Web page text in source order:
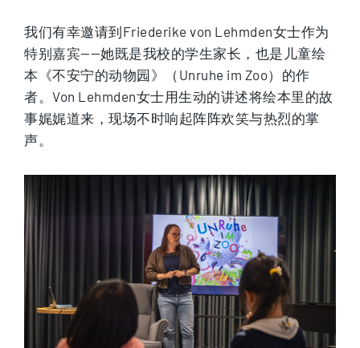
我们有幸邀请到Friederike von Lehmden女士作为
特别嘉宾——她既是我校的学生家长，也是儿童绘
本《不安宁的动物园》（Unruhe im Zoo）的作
者。Von Lehmden女士用生动的讲述将绘本里的故
事娓娓道来，现场不时响起阵阵欢笑与热烈的掌
声。